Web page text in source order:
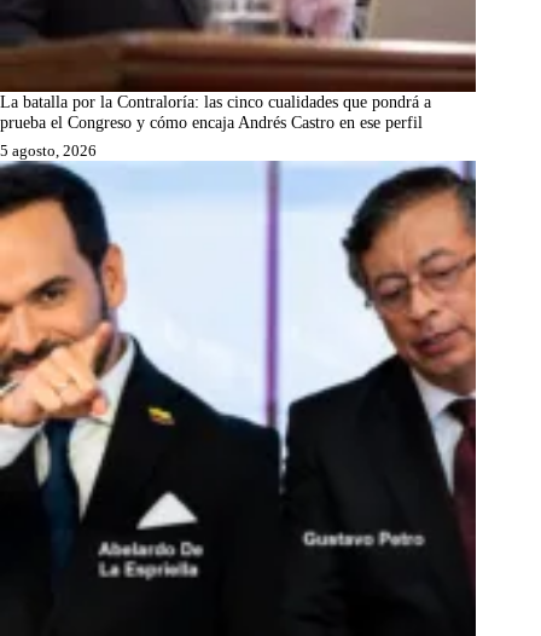
La batalla por la Contraloría: las cinco cualidades que pondrá a
prueba el Congreso y cómo encaja Andrés Castro en ese perfil
5 agosto, 2026